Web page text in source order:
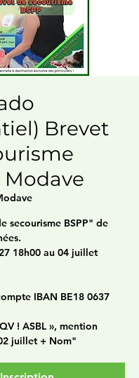
Brevet
Modave
secourisme BSPP" de
18h00 au 04 juillet
IBAN BE18 0637
! ASBL », mention
juillet + Nom"